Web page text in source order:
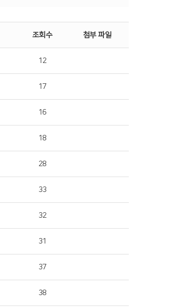
조회수 첨부 파일
12
17
16
18
28
33
32
31
37
38